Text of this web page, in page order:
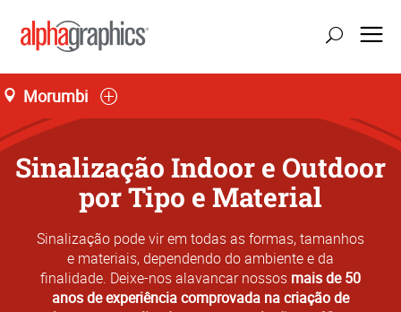
Morumbi
Sinalização Indoor e Outdoor
por Tipo e Material
Sinalização pode vir em todas as formas, tamanhos
e materiais, dependendo do ambiente e da
finalidade. Deixe-nos alavancar nossos mais de 50
anos de experiência comprovada na criação de